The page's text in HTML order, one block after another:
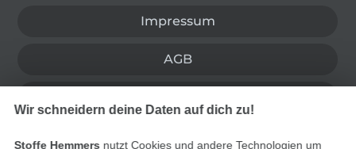
Impressum
AGB
Wir schneidern deine Daten auf dich zu!
Stoffe Hemmers nutzt Cookies und andere Technologien um